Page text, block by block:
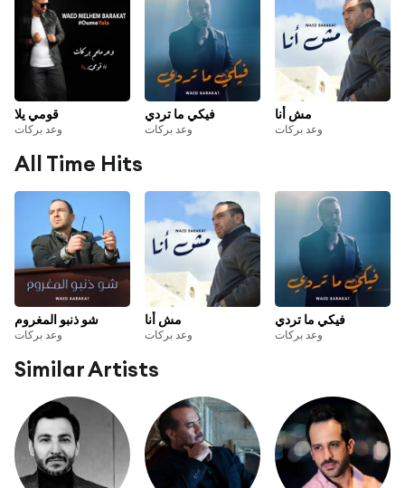
قومي يلا
وعد بركات
فيكي ما تردي
وعد بركات
مش أنا
وعد بركات
All Time Hits
شو ذنبو المغروم
وعد بركات
مش أنا
وعد بركات
فيكي ما تردي
وعد بركات
Similar Artists